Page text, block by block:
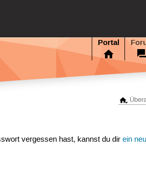
Portal
vergessen hast, kannst du direin